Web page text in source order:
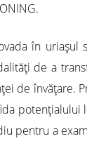
în
de a
de învăţare.
potenţialului
pentru a